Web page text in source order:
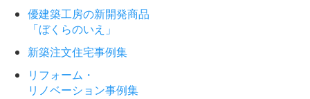
優建築工房の新開発商品
「ぼくらのいえ」
新築注文住宅事例集
リフォーム・
リノベーション事例集